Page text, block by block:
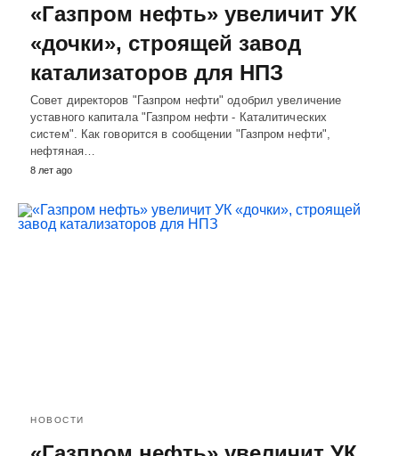
«Газпром нефть» увеличит УК
«дочки», строящей завод
катализаторов для НПЗ
Совет директоров "Газпром нефти" одобрил увеличение
уставного капитала "Газпром нефти - Каталитических
систем". Как говорится в сообщении "Газпром нефти",
нефтяная…
8 лет ago
НОВОСТИ